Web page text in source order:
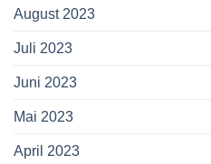
August 2023
Juli 2023
Juni 2023
Mai 2023
April 2023